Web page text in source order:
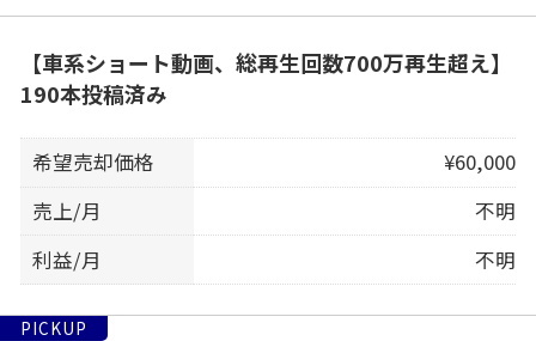
【車系ショート動画、総再生回数700万再生超え】
190本投稿済み
希望売却価格
¥60,000
売上/月
不明
利益/月
不明
PICKUP